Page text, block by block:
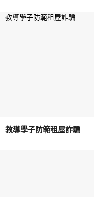
教導學子防範租屋詐騙